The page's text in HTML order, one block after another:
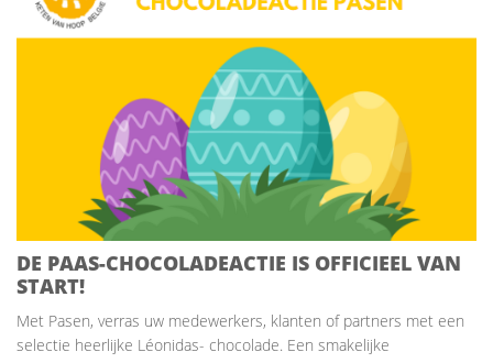
DE PAAS-CHOCOLADEACTIE IS OFFICIEEL VAN
START!
Met Pasen, verras uw medewerkers, klanten of partners met een
selectie heerlijke Léonidas- chocolade. Een smakelijke